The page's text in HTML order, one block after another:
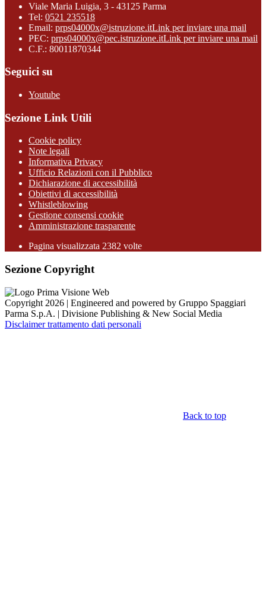
Viale Maria Luigia, 3 - 43125 Parma
Tel: 0521 235518
Email: prps04000x@istruzione.itLink per inviare una mail
PEC: prps04000x@pec.istruzione.itLink per inviare una mail
C.F.: 80011870344
Seguici su
Youtube
Sezione Link Utili
Cookie policy
Note legali
Informativa Privacy
Ufficio Relazioni con il Pubblico
Dichiarazione di accessibilità
Obiettivi di accessibilità
Whistleblowing
Gestione consensi cookie
Amministrazione trasparente
Pagina visualizzata 2382 volte
Sezione Copyright
Copyright 2026 | Engineered and powered by Gruppo Spaggiari
Parma S.p.A. | Divisione Publishing & New Social Media
Disclaimer trattamento dati personali
Back to top